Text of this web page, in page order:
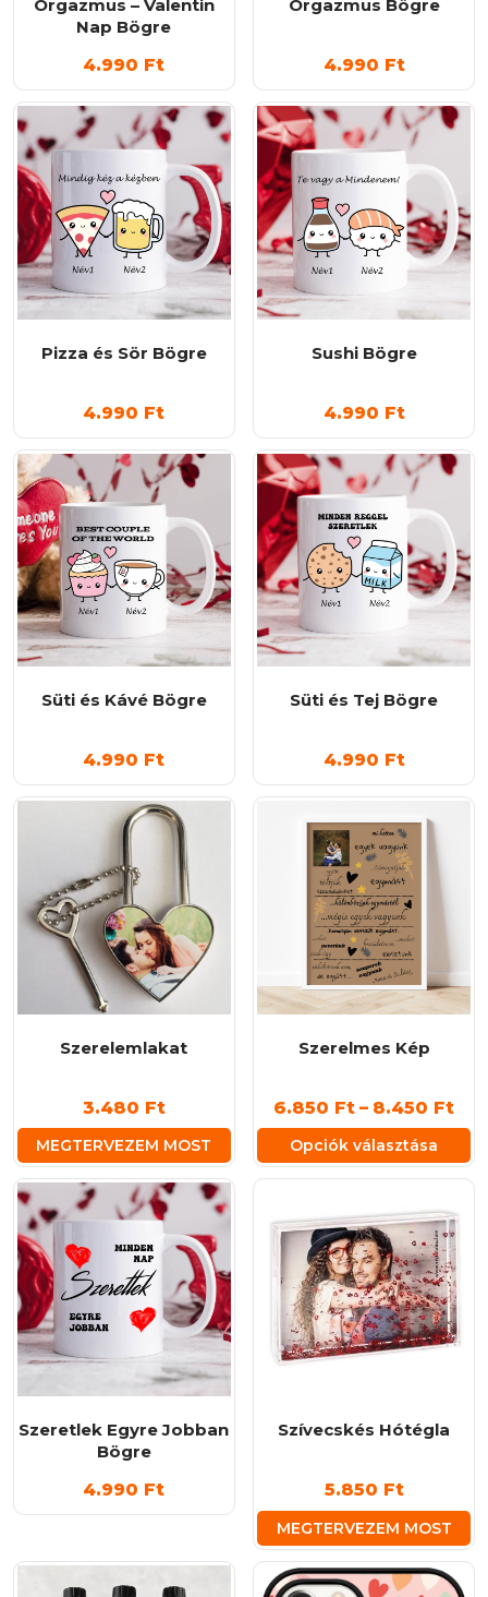
Orgazmus – Valentin
Nap Bögre
4.990 Ft
Orgazmus Bögre
4.990 Ft
Pizza és Sör Bögre
4.990 Ft
Sushi Bögre
4.990 Ft
Süti és Kávé Bögre
4.990 Ft
Süti és Tej Bögre
4.990 Ft
Szerelemlakat
3.480 Ft
MEGTERVEZEM MOST
Szerelmes Kép
6.850 Ft – 8.450 Ft
-
Opciók választása
Ennek
terméknek
több
variációja
van.
változatok
választhatók
Szeretlek Egyre Jobban
Bögre
4.990 Ft
Szívecskés Hótégla
5.850 Ft
MEGTERVEZEM MOST